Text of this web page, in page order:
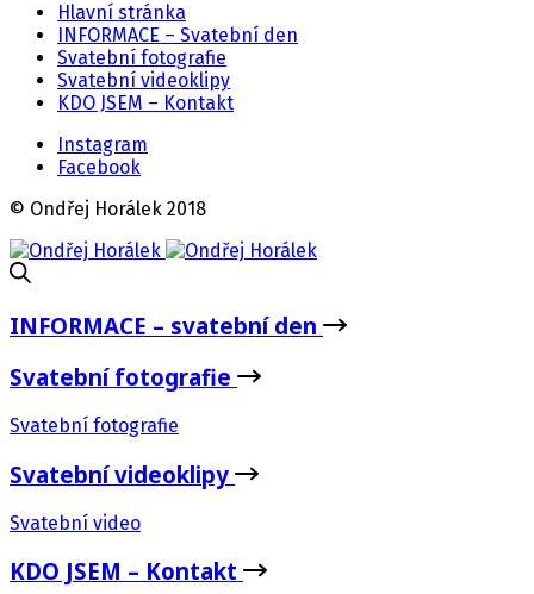
Hlavní stránka
INFORMACE – Svatební den
Svatební fotografie
Svatební videoklipy
KDO JSEM – Kontakt
Instagram
Facebook
© Ondřej Horálek 2018
INFORMACE – svatební den
Svatební fotografie
Svatební fotografie
Svatební videoklipy
Svatební video
KDO JSEM – Kontakt